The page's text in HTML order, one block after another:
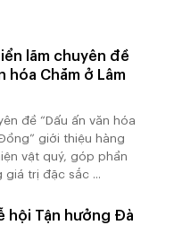
lãm chuyên đề
hóa Chăm ở Lâm
đề “Dấu ấn văn hóa
giới thiệu hàng
vật quý, góp phần
giá trị đặc sắc ...
hội Tận hưởng Đà